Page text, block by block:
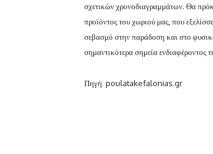
σχετικών χρονοδιαγραμμάτων. Θα
προϊόντος του χωριού μας, που
σεβασμό στην παράδοση και στο
σημαντικότερα σημεία ενδιαφέροντος
Πηγή: poulatakefalonias.gr